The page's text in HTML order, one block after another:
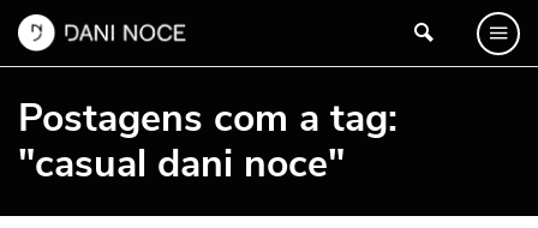
Postagens com a tag:
"casual dani noce"